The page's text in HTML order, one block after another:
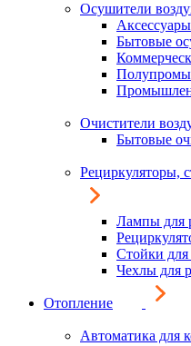
Осушители
Бытовые
Очистители
Бытовые
Рециркуляторы,
Лампы для
Стойки для
Чехлы для
Отопление
Автоматика для